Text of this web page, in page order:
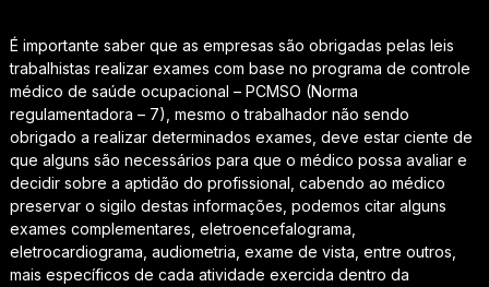
É importante saber que as empresas são obrigadas pelas leis
trabalhistas realizar exames com base no programa de controle
médico de saúde ocupacional – PCMSO (Norma
regulamentadora – 7), mesmo o trabalhador não sendo
obrigado a realizar determinados exames, deve estar ciente de
que alguns são necessários para que o médico possa avaliar e
decidir sobre a aptidão do profissional, cabendo ao médico
preservar o sigilo destas informações, podemos citar alguns
exames complementares, eletroencefalograma,
eletrocardiograma, audiometria, exame de vista, entre outros,
mais específicos de cada atividade exercida dentro da